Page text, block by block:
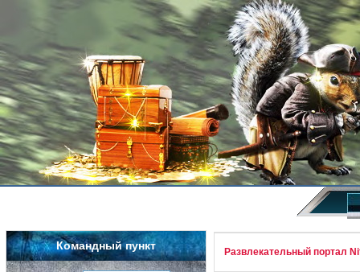
Командный пункт Развлекательный портал